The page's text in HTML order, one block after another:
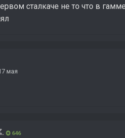
сталкаче не то что в
мая
646